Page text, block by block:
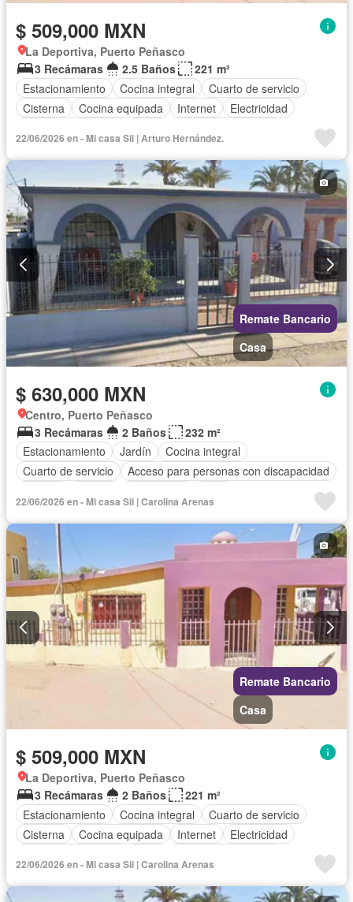
$ 509,000 MXN
La Deportiva, Puerto Peñasco
3 Recámaras
2.5 Baños
221 m²
Estacionamiento
Cocina integral
Cuarto de servicio
Cisterna
Cocina equipada Internet
Electricidad
Gas natural
Recámara con closet
Wifi
Permite niños
Parcialmente amueblado
22/06/2026 en - Mi casa Sii | Arturo Hernández.
Remate Bancario
Casa
$ 630,000 MXN
Centro, Puerto Peñasco
3 Recámaras
2 Baños
232 m²
Estacionamiento
Jardín
Cocina integral
Cuarto de servicio
Acceso para personas con discapacidad
Cuarto de Limpieza
Gas natural
Televisión por cable
Zonas verdes
Recámara con closet
Conserje
Permite mascotas
Sin amueblar
22/06/2026 en - Mi casa Sii | Carolina Arenas
Remate Bancario
Casa
$ 509,000 MXN
La Deportiva, Puerto Peñasco
3 Recámaras
2 Baños
221 m²
Estacionamiento
Cocina integral
Cuarto de servicio
Cisterna
Cocina equipada Internet
Electricidad
Gas natural
Recámara con closet
Permite niños
22/06/2026 en - Mi casa Sii | Carolina Arenas